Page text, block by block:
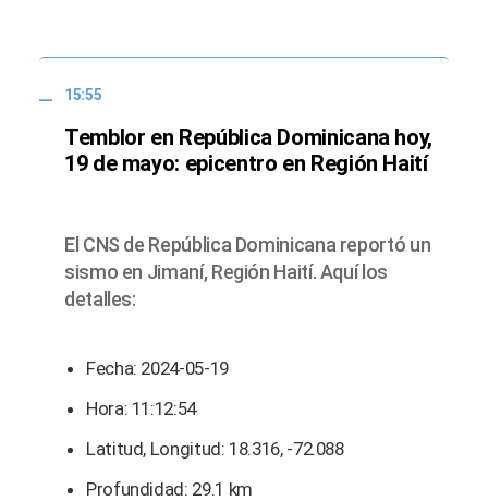
15:55
Temblor en República Dominicana hoy,
19 de mayo: epicentro en Región Haití
El CNS de República Dominicana reportó un
sismo en Jimaní, Región Haití. Aquí los
detalles:
Fecha: 2024-05-19
Hora: 11:12:54
Latitud, Longitud: 18.316, -72.088
Profundidad: 29.1 km